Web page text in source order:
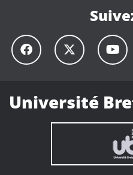
Université